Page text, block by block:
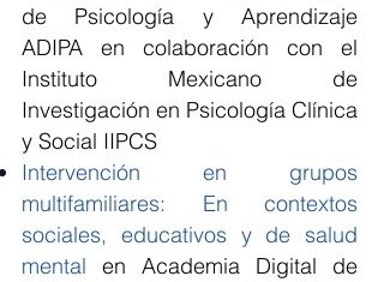
de Psicología y Aprendizaje
ADIPA en colaboración con el
Instituto Mexicano de
Investigación en Psicología Clínica
y Social IIPCS
Intervención en grupos
multifamiliares: En contextos
sociales, educativos y de salud
mental en Academia Digital de